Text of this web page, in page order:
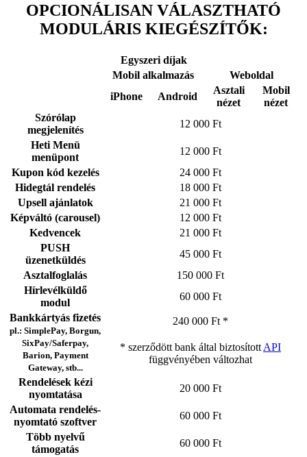
OPCIONÁLISAN VÁLASZTHATÓ
MODULÁRIS KIEGÉSZÍTŐK:
Egyszeri díjak
Mobil alkalmazás
Weboldal
iPhone
Android
Asztali
nézet
Mobil
nézet
Szórólap
megjelenítés
12 000 Ft
Heti Menü
menüpont
12 000 Ft
Kupon kód kezelés
24 000 Ft
Hidegtál rendelés
18 000 Ft
Upsell ajánlatok
21 000 Ft
Képváltó (carousel)
12 000 Ft
Kedvencek
21 000 Ft
PUSH
üzenetküldés
45 000 Ft
Asztalfoglalás
150 000 Ft
Hírlevélküldő
modul
60 000 Ft
Bankkártyás fizetés
pl.: SimplePay, Borgun,
SixPay/Saferpay,
Barion, Payment
Gateway, stb...
240 000 Ft *
* szerződött bank által biztosított API
függvényében változhat
Rendelések kézi
nyomtatása
20 000 Ft
Automata rendelés-
nyomtató szoftver
60 000 Ft
Több nyelvű
támogatás
60 000 Ft